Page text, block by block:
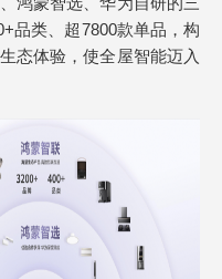
品类、超7800款单品，构
态体验，使全屋智能迈入